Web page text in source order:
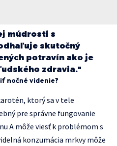
múdrosti s
skutočný
potravín ako je
zdravia."
nočné videnie?
ktorý sa v tele
pre správne fungovanie
A môže viesť k problémom s
konzumácia mrkvy môže